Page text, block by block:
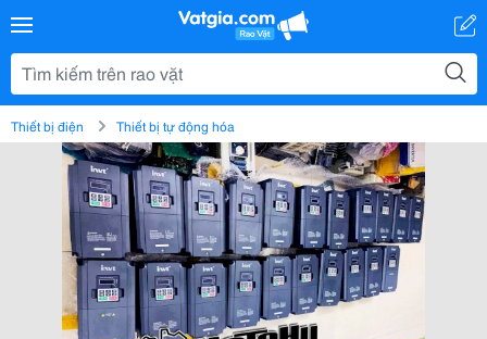
Thiết bị điện Thiết bị tự động hóa